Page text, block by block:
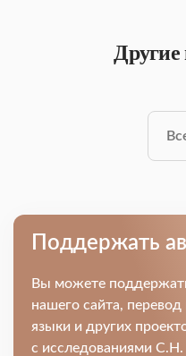
Поддержать
Вы можете
нашего сайта, перевод
языки и других
с исследованиями С.Н.